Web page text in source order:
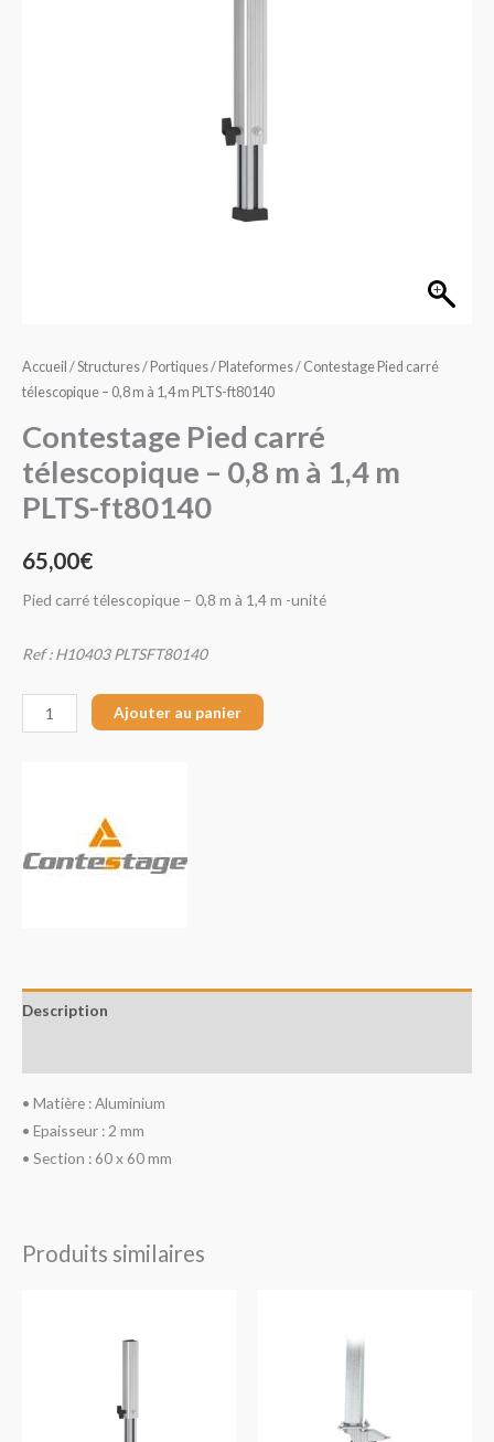
Accueil /Structures / Portiques/ Plateformes/ Contestage Pied carré
télescopique – 0,8 m à 1,4 m PLTS-ft80140
Contestage Pied carré
télescopique – 0,8 m à 1,4 m
PLTS-ft80140
65,00€
Pied carré télescopique – 0,8 m à 1,4 m -unité
Ref : H10403 PLTSFT80140
Ajouter au panier
Description
• Matière : Aluminium
• Epaisseur : 2 mm
• Section : 60 x 60 mm
Produits similaires